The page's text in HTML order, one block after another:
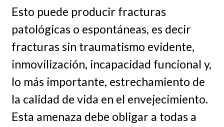
Esto puede producir fracturas
patológicas o espontáneas, es decir
fracturas sin traumatismo evidente,
inmovilización, incapacidad funcional y,
lo más importante, estrechamiento de
la calidad de vida en el envejecimiento.
Esta amenaza debe obligar a todas a